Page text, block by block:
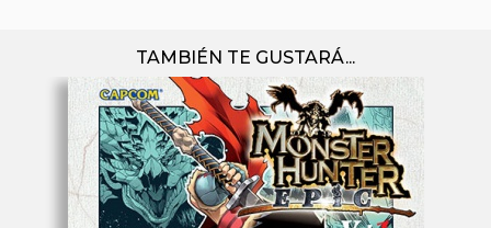
TAMBIÉN TE GUSTARÁ...